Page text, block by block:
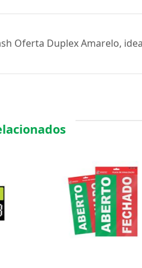
Oferta Duplex Amarelo,